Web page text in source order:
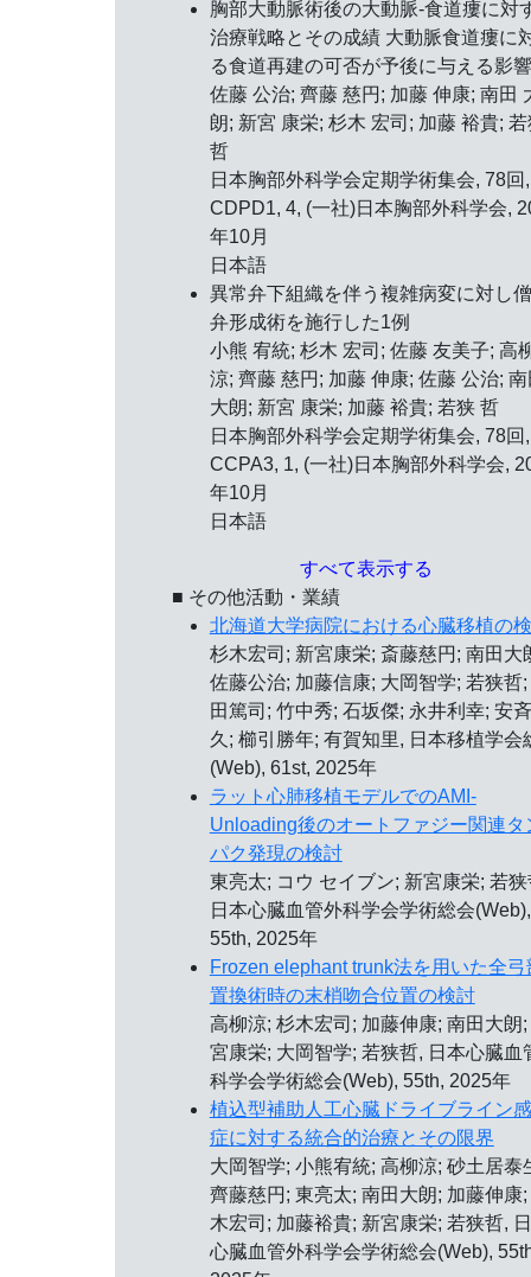
胸部大動脈術後の大動脈-食道瘻に対
治療戦略とその成績 大動脈食道瘻に
る食道再建の可否が予後に与える影響
佐藤 公治; 齊藤 慈円; 加藤 伸康; 南田
朗; 新宮 康栄; 杉木 宏司; 加藤 裕貴; 若
哲
日本胸部外科学会定期学術集会, 78回,
CDPD1, 4, (一社)日本胸部外科学会,
年10月
日本語
異常弁下組織を伴う複雑病変に対し
弁形成術を施行した1例
小熊 宥統; 杉木 宏司; 佐藤 友美子; 高
涼; 齊藤 慈円; 加藤 伸康; 佐藤 公治; 南
大朗; 新宮 康栄; 加藤 裕貴; 若狭 哲
日本胸部外科学会定期学術集会, 78回,
CCPA3, 1, (一社)日本胸部外科学会,
年10月
日本語
すべて表示する
■ その他活動・業績
北海道大学病院における心臓移植の
杉木宏司; 新宮康栄; 斎藤慈円; 南田大
佐藤公治; 加藤信康; 大岡智学; 若狭哲;
田篤司; 竹中秀; 石坂傑; 永井利幸; 安
久; 櫛引勝年; 有賀知里, 日本移植学会
(Web), 61st, 2025年
ラット心肺移植モデルでのAMI-
Unloading後のオートファジー関連タ
パク発現の検討
東亮太; コウ セイブン; 新宮康栄; 若狭
日本心臓血管外科学会学術総会(Web),
55th, 2025年
Frozen elephant trunk法を用いた全弓
置換術時の末梢吻合位置の検討
高柳涼; 杉木宏司; 加藤伸康; 南田大朗;
宮康栄; 大岡智学; 若狭哲, 日本心臓血
科学会学術総会(Web), 55th, 2025年
植込型補助人工心臓ドライブライン
症に対する統合的治療とその限界
大岡智学; 小熊宥統; 高柳涼; 砂土居泰
齊藤慈円; 東亮太; 南田大朗; 加藤伸康;
木宏司; 加藤裕貴; 新宮康栄; 若狭哲,
心臓血管外科学会学術総会(Web),